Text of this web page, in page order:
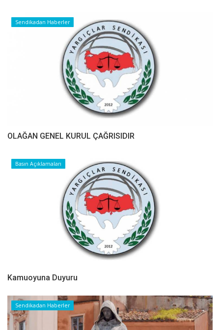
Sendikadan Haberler
OLAĞAN GENEL KURUL ÇAĞRISIDIR
Basın Açıklamaları
Kamuoyuna Duyuru
Sendikadan Haberler